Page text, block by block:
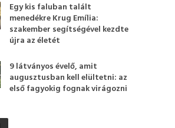
Egy kis faluban talált
menedékre Krug Emília:
szakember segítségével kezdte
újra az életét
9 látványos évelő, amit
augusztusban kell elültetni: az
első fagyokig fognak virágozni